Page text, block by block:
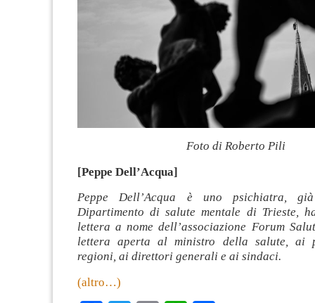
Foto di Roberto Pili
[Peppe Dell’Acqua]
Peppe Dell’Acqua è uno psichiatra,
Dipartimento di salute mentale di Trieste,
lettera a nome dell’associazione Forum
lettera aperta al ministro della salute, ai
regioni, ai direttori generali e ai sindaci.
(altro…)